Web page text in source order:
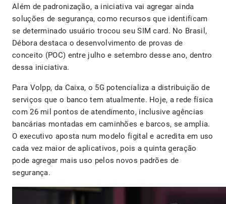
Além de padronização, a iniciativa vai agregar ainda
soluções de segurança, como recursos que identificam
se determinado usuário trocou seu SIM card. No Brasil,
Débora destaca o desenvolvimento de provas de
conceito (POC) entre julho e setembro desse ano, dentro
dessa iniciativa.
Para Volpp, da Caixa, o 5G potencializa a distribuição de
serviços que o banco tem atualmente. Hoje, a rede física
com 26 mil pontos de atendimento, inclusive agências
bancárias montadas em caminhões e barcos, se amplia.
O executivo aposta num modelo figital e acredita em uso
cada vez maior de aplicativos, pois a quinta geração
pode agregar mais uso pelos novos padrões de
segurança.